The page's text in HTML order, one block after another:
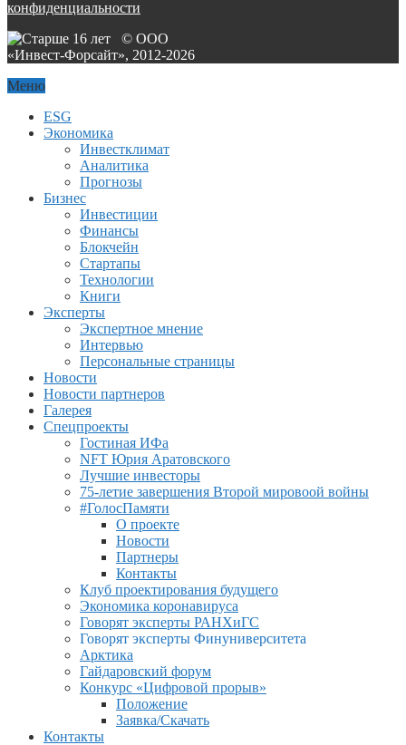
конфиденциальности
© ООО
«Инвест-Форсайт», 2012-2026
Меню
ESG
Экономика
Инвестклимат
Аналитика
Прогнозы
Бизнес
Инвестиции
Финансы
Блокчейн
Стартапы
Технологии
Книги
Эксперты
Экспертное мнение
Интервью
Персональные страницы
Новости
Новости партнеров
Галерея
Спецпроекты
Гостиная ИФа
NFT Юрия Аратовского
Лучшие инвесторы
75-летие завершения Второй мировоой войны
#ГолосПамяти
О проекте
Новости
Партнеры
Контакты
Клуб проектирования будущего
Экономика коронавируса
Говорят эксперты РАНХиГС
Говорят эксперты Финуниверситета
Арктика
Гайдаровский форум
Конкурс «Цифровой прорыв»
Положение
Заявка/Скачать
Контакты